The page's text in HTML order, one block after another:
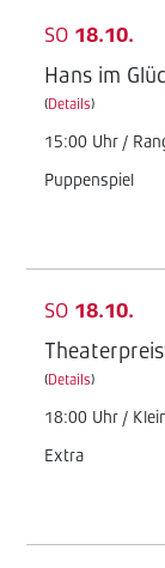
SO 18.10.
Hans im
(Details)
15:00 Uhr /
Puppenspiel
SO 18.10.
(Details)
18:00 Uhr /
Extra